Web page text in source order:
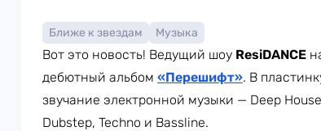
Ближе к звездам Музыка
Вот это новость! Ведущий шоу ResiDANCE
дебютный альбом «Перешифт». В
звучание электронной музыки — Deep
Dubstep, Techno и Bassline.